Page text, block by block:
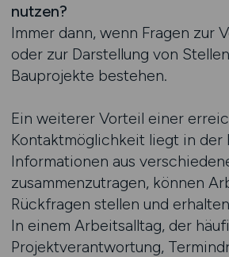
nutzen?
Immer dann, wenn Fragen zur
oder zur Darstellung von
Bauprojekte bestehen.
Ein weiterer Vorteil einer
Kontaktmöglichkeit liegt in der
Informationen aus
zusammenzutragen, können
Rückfragen stellen und
In einem Arbeitsalltag, der
Projektverantwortung,